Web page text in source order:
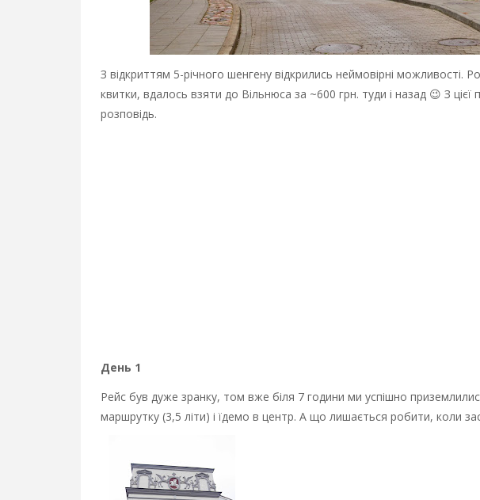
З відкриттям 5-річного шенгену відкрились неймовірні можливості.
квитки, вдалось взяти до Вільнюса за ~600 грн. туди і назад 😉 З цієї
розповідь.
День 1
Рейс був дуже зранку, том вже біля 7 години ми успішно
маршрутку (3,5 літи) і їдемо в центр. А що лишається робити, коли